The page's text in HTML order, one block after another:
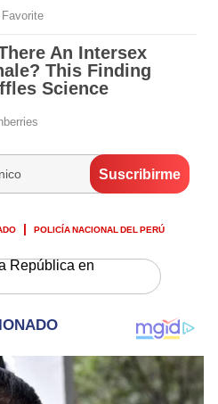
POLICÍA NACIONAL DEL PERÚ
República en